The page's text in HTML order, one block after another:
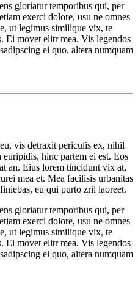
gloriatur temporibus qui, per
exerci dolore, usu ne omnes
ut legimus similique vix, te
Ei movet elitr mea. Vis legendos
ei quo, altera numquam
vis detraxit periculis ex, nihil
hinc partem ei est. Eos
an. Eius lorem tincidunt vix at,
mea et. Mea facilisis urbanitas
eu qui purto zril laoreet.
gloriatur temporibus qui, per
exerci dolore, usu ne omnes
ut legimus similique vix, te
Ei movet elitr mea. Vis legendos
ei quo, altera numquam